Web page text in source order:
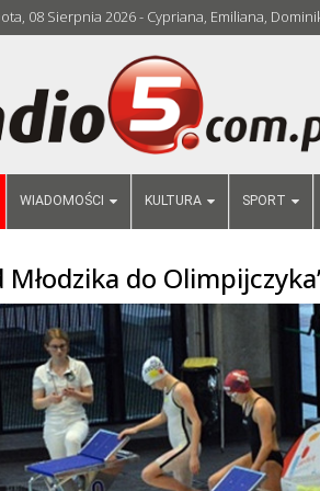
08 Sierpnia 2026 - Cypriana, Emiliana,
WIADOMOŚCI KULTURA SPORT
Młodzika do